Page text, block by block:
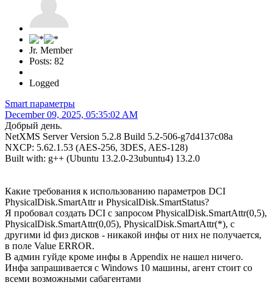
Jr. Member
Posts: 82
Logged
Smart параметры
December 09, 2025, 05:35:02 AM
Добрый день.
NetXMS Server Version 5.2.8 Build 5.2-506-g7d4137c08a
NXCP: 5.62.1.53 (AES-256, 3DES, AES-128)
Built with: g++ (Ubuntu 13.2.0-23ubuntu4) 13.2.0
Какие требования к использованию параметров DCI
PhysicalDisk.SmartAttr и PhysicalDisk.SmartStatus?
Я пробовал создать DCI с запросом PhysicalDisk.SmartAttr(0,5),
PhysicalDisk.SmartAttr(0,05), PhysicalDisk.SmartAttr(*), с
другими id физ дисков - никакой инфы от них не получается,
в поле Value ERROR.
В админ гуйде кроме инфы в Appendix не нашел ничего.
Инфа запрашивается с Windows 10 машины, агент стоит со
всеми возможными сабагентами